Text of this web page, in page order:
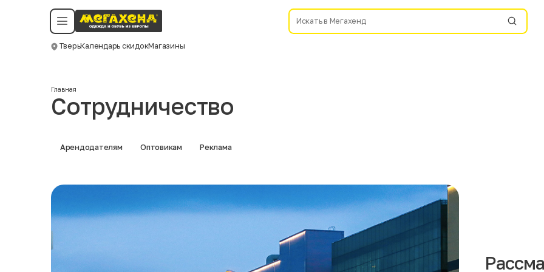
ТверьКалендарь скидокМагазины
Политика конфиденциальности
©️ Мегахенд 2026. Все права защищены.
Смотреть все даты
Главная
Сотрудничество
Арендодателям Оптовикам Реклама